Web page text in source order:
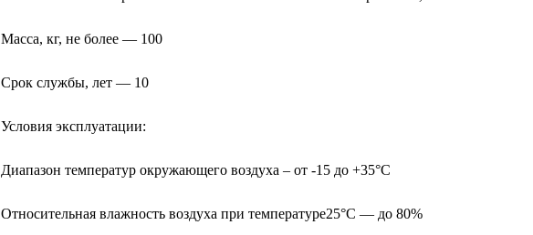
Масса, кг, не более — 100
Срок службы, лет — 10
Условия эксплуатации:
Диапазон температур окружающего воздуха – от -15 до +35°С
Относительная влажность воздуха при температуре25°С — до 80%